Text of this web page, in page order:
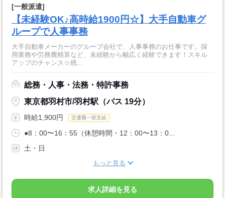
[一般派遣]
【未経験OK♪高時給1900円☆】大手自動車グ
ループで人事事務
大手自動車メーカーのグループ会社で、人事事務のお仕事です。採
用業務や労務費精算など、未経験から幅広く経験できます！スキル
アップのチャンス☆残...
総務・人事・法務・特許事務
東京都羽村市/羽村駅（バス 19分）
時給1,900円 交通費一部支給
●8：00〜16：55（休憩時間・12：00〜13：0...
土・日
もっと見る
求人詳細を見る